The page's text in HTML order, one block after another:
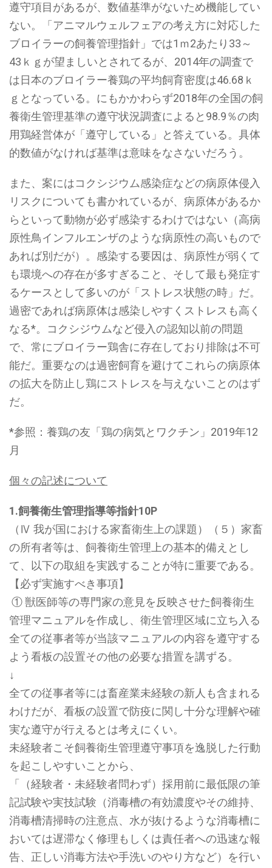
遵守項目があるが、数値基準がないため機能してい
ない。「アニマルウェルフェアの考え方に対応した
ブロイラーの飼養管理指針」では1ｍ2あたり33～
43ｋｇが望ましいとされてるが、2014年の調査で
は日本のブロイラー養鶏の平均飼育密度は46.68ｋ
ｇとなっている。にもかかわらず2018年の全国の飼
養衛生管理基準の遵守状況調査によると98.9％の肉
用鶏経営体が「遵守している」と答えている。具体
的数値がなければ基準は意味をなさないだろう。
また、案にはコクシジウム感染症などの病原体侵入
リスクについても書かれているが、病原体があるか
らといって動物が必ず感染するわけではない（高病
原性鳥インフルエンザのような病原性の高いもので
あれば別だが）。感染する要因は、病原性が弱くて
も環境への存在が多すぎること、そして最も発症す
るケースとして多いのが「ストレス状態の時」だ。
過密であれば病原体は感染しやすくストレスも高く
なる*。コクシジウムなど侵入の認知以前の問題
で、常にブロイラー鶏舎に存在しており排除は不可
能だ。重要なのは過密飼育を避けてこれらの病原体
の拡大を防止し鶏にストレスを与えないことのはず
だ。
*参照：養鶏の友「鶏の病気とワクチン」2019年12
月
個々の記述について
1.飼養衛生管理指導等指針10P
（Ⅳ 我が国における家畜衛生上の課題）（５）家畜
の所有者等は、飼養衛生管理上の基本的備えとし
て、以下の取組を実践することが特に重要である。
【必ず実施すべき事項】
① 獣医師等の専門家の意見を反映させた飼養衛生
管理マニュアルを作成し、衛生管理区域に立ち入る
全ての従事者等が当該マニュアルの内容を遵守する
よう看板の設置その他の必要な措置を講ずる。
↓
全ての従事者等には畜産業未経験の新人も含まれる
わけだが、看板の設置で防疫に関し十分な理解や確
実な遵守が行えるとは考えにくい。
未経験者こそ飼養衛生管理遵守事項を逸脱した行動
を起こしやすいことから、
「（経験者・未経験者問わず）採用前に最低限の筆
記試験や実技試験（消毒槽の有効濃度やその維持、
消毒槽清掃時の注意点、水が抜けるような消毒槽に
おいては遅滞なく修理もしくは責任者への迅速な報
告、正しい消毒方法や手洗いのやり方など）を行い